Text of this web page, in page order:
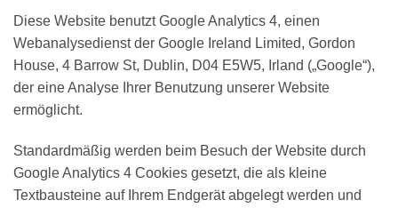
Diese Website benutzt Google Analytics 4, einen
Webanalysedienst der Google Ireland Limited, Gordon
House, 4 Barrow St, Dublin, D04 E5W5, Irland („Google“),
der eine Analyse Ihrer Benutzung unserer Website
ermöglicht.
Standardmäßig werden beim Besuch der Website durch
Google Analytics 4 Cookies gesetzt, die als kleine
Textbausteine auf Ihrem Endgerät abgelegt werden und